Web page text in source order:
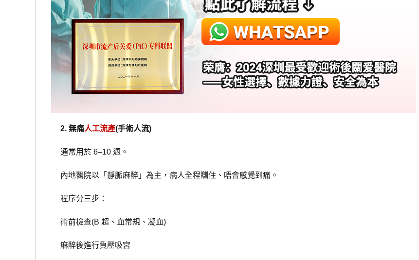
2. 無痛人工流產(手術人流)
通常用於 6–10 週。
內地醫院以「靜脈麻醉」為主，病人全程瞓住、唔會感覺到痛。
程序分三步：
術前檢查(B 超、血常規、凝血)
麻醉後進行負壓吸宮